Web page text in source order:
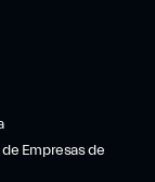
Empresas de